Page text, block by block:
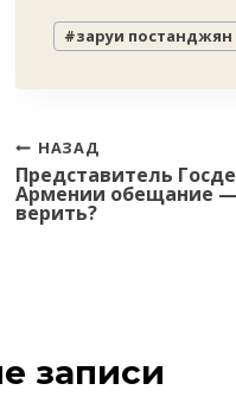
Метки
записи:
#заруи постанджян
Навигация
по
записям
НАЗАД
Представитель
Армении обещание —
верить?
записи